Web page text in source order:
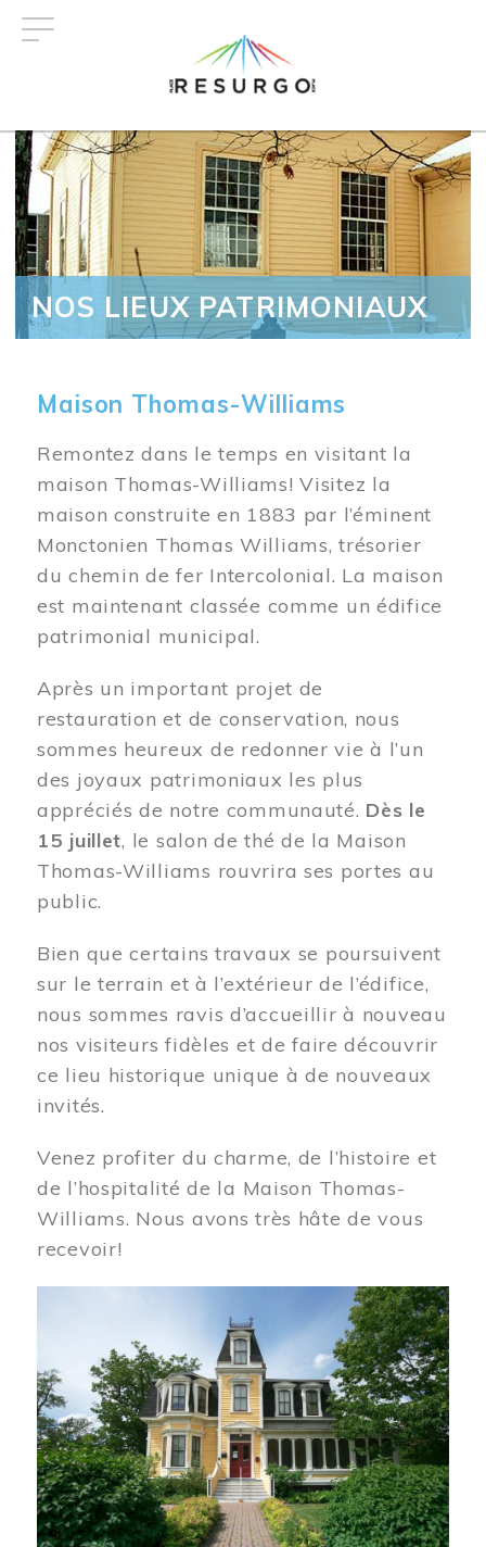
NOS LIEUX PATRIMONIAUX
Maison Thomas-Williams
Remontez dans le temps en visitant la
maison Thomas-Williams! Visitez la
maison construite en 1883 par l’éminent
Monctonien Thomas Williams, trésorier
du chemin de fer Intercolonial. La maison
est maintenant classée comme un édifice
patrimonial municipal.
Après un important projet de
restauration et de conservation, nous
sommes heureux de redonner vie à l’un
des joyaux patrimoniaux les plus
appréciés de notre communauté. Dès le
15 juillet, le salon de thé de la Maison
Thomas-Williams rouvrira ses portes au
public.
Bien que certains travaux se poursuivent
sur le terrain et à l’extérieur de l’édifice,
nous sommes ravis d’accueillir à nouveau
nos visiteurs fidèles et de faire découvrir
ce lieu historique unique à de nouveaux
invités.
Venez profiter du charme, de l’histoire et
de l’hospitalité de la Maison Thomas-
Williams. Nous avons très hâte de vous
recevoir!